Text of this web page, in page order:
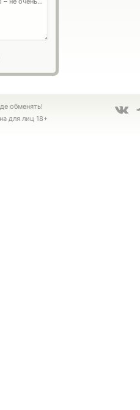
обменять!
для лиц 18+